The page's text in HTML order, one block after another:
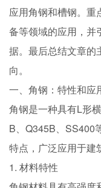
应用角钢和槽钢。重
备等领域的应用，并
据。最后总结文章的
向。
一、角钢：特性和应
角钢是一种具有L形
B、Q345B、SS400
特点，广泛应用于建
1. 材料特性